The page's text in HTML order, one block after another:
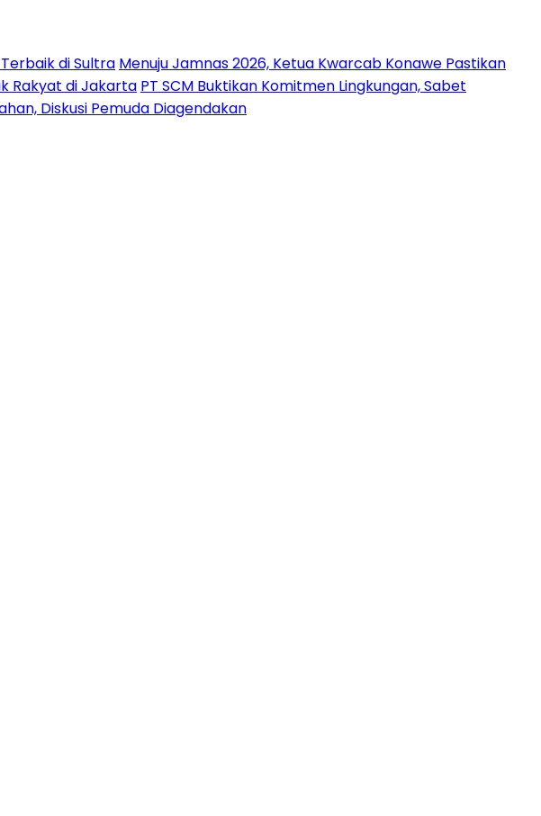
di Sultra Menuju Jamnas 2026, Ketua Kwarcab Konawe Pastikan
Rakyat di Jakarta PT SCM Buktikan Komitmen Lingkungan, Sabet
Diskusi Pemuda Diagendakan